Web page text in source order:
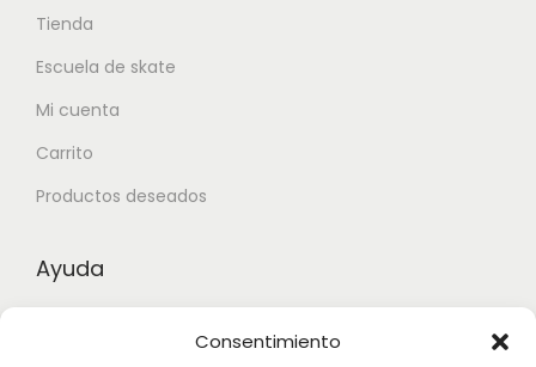
Consentimiento
Tienda
Escuela de skate
Mi cuenta
Carrito
Productos deseados
Ayuda